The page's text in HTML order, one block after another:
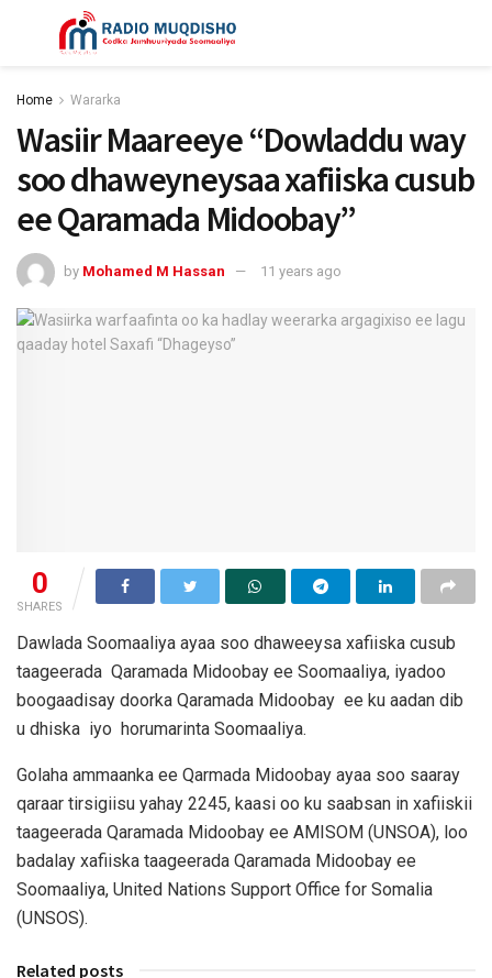
Home Wararka
Wasiir Maareeye “Dowladdu way
soo dhaweyneysaa xafiiska cusub
ee Qaramada Midoobay”
by Mohamed M Hassan 11 years ago
0
SHARES
Dawlada Soomaaliya ayaa soo dhaweeysa xafiiska cusub
taageerada Qaramada Midoobay ee Soomaaliya, iyadoo
boogaadisay doorka Qaramada Midoobay ee ku aadan dib
u dhiska iyo horumarinta Soomaaliya.
Golaha ammaanka ee Qarmada Midoobay ayaa soo saaray
qaraar tirsigiisu yahay 2245, kaasi oo ku saabsan in xafiiskii
taageerada Qaramada Midoobay ee AMISOM (UNSOA), loo
badalay xafiiska taageerada Qaramada Midoobay ee
Soomaaliya, United Nations Support Office for Somalia
(UNSOS).
Related posts